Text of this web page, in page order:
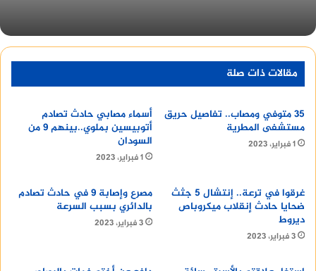
مقالات ذات صلة
35 متوفي ومصاب.. تفاصيل حريق
مستشفى المطرية
1 فبراير، 2023
أسماء مصابي حادث تصادم
أتوبيسين بملوي..بينهم 9 من
السودان
1 فبراير، 2023
غرقوا في ترعة.. إنتشال 5 جثث
ضحايا حادث إنقلاب ميكروباص
ديروط
3 فبراير، 2023
مصرع وإصابة 9 في حادث تصادم
بالدائري بسبب السرعة
3 فبراير، 2023